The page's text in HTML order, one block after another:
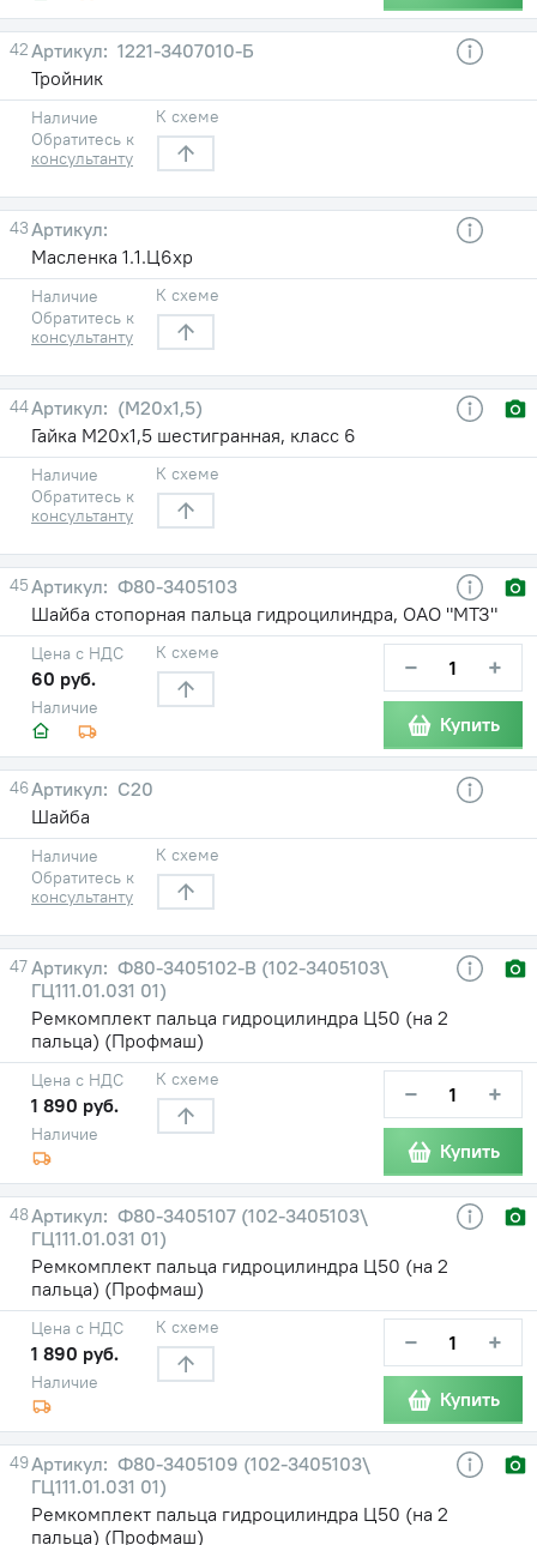
42
1221-3407010-Б
Тройник
Наличие
Обратитесь к
консультанту
К схеме
43
Масленка 1.1.Ц6хр
Наличие
Обратитесь к
консультанту
К схеме
44
(М20х1,5)
Гайка М20х1,5 шестигранная, класс 6
Наличие
Обратитесь к
консультанту
К схеме
45
Ф80-3405103
Шайба стопорная пальца гидроцилиндра, ОАО "МТЗ"
Наличие
Цена с НДС
60 руб.
К схеме − +
Купить
46
С20
Шайба
Наличие
Обратитесь к
консультанту
К схеме
47
Ф80-3405102-В (102-3405103\
ГЦ111.01.031 01)
Ремкомплект пальца гидроцилиндра Ц50 (на 2
пальца) (Профмаш)
Наличие
Цена с НДС
1 890 руб.
К схеме − +
Купить
48
Ф80-3405107 (102-3405103\
ГЦ111.01.031 01)
Ремкомплект пальца гидроцилиндра Ц50 (на 2
пальца) (Профмаш)
Наличие
Цена с НДС
1 890 руб.
К схеме − +
Купить
49
Ф80-3405109 (102-3405103\
ГЦ111.01.031 01)
Ремкомплект пальца гидроцилиндра Ц50 (на 2
пальца) (Профмаш)